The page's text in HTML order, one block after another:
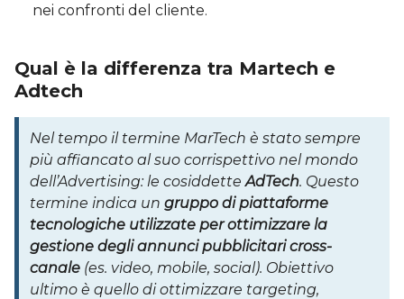
nei confronti del cliente.
Qual è la differenza tra Martech e
Adtech
Nel tempo il termine MarTech è stato sempre
più affiancato al suo corrispettivo nel mondo
dell’Advertising: le cosiddetteAdTech. Questo
termine indica un gruppo di piattaforme
tecnologiche utilizzate per ottimizzare la
gestione degli annunci pubblicitari cross-
canale (es. video, mobile, social). Obiettivo
ultimo è quello di ottimizzare targeting,